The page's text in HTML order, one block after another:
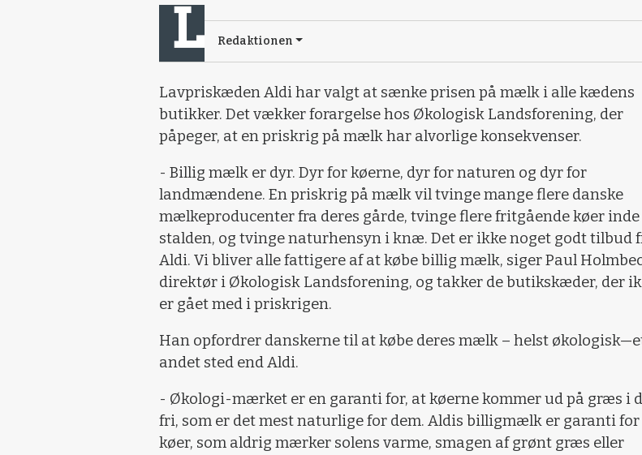
Redaktionen
Lavpriskæden Aldi har valgt at sænke prisen på mælk i alle kædens
butikker. Det vækker forargelse hos Økologisk Landsforening, der
påpeger, at en priskrig på mælk har alvorlige konsekvenser.
- Billig mælk er dyr. Dyr for køerne, dyr for naturen og dyr for
landmændene. En priskrig på mælk vil tvinge mange flere danske
mælkeproducenter fra deres gårde, tvinge flere fritgående køer
stalden, og tvinge naturhensyn i knæ. Det er ikke noget godt tilbud
Aldi. Vi bliver alle fattigere af at købe billig mælk, siger Paul
direktør i Økologisk Landsforening, og takker de butikskæder, der
er gået med i priskrigen.
Han opfordrer danskerne til at købe deres mælk – helst
andet sted end Aldi.
- Økologi-mærket er en garanti for, at køerne kommer ud på græs i
fri, som er det mest naturlige for dem. Aldis billigmælk er garanti for
køer, som aldrig mærker solens varme, smagen af grønt græs eller